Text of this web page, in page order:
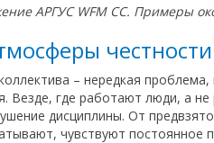
АРГУС WFM CC. Примеры
честности
– нередкая
Везде, где работают люди, а
дисциплины. От
чувствуют постоянное